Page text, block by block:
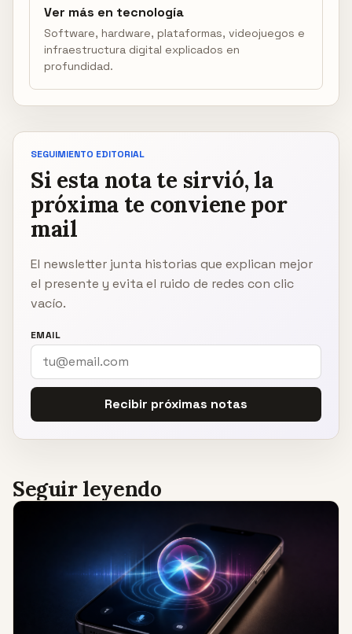
Ver más en tecnología
Software, hardware, plataformas, videojuegos e
infraestructura digital explicados en
profundidad.
SEGUIMIENTO EDITORIAL
Si esta nota te sirvió, la
próxima te conviene por
mail
El newsletter junta historias que explican mejor
el presente y evita el ruido de redes con clic
vacío.
EMAIL
Recibir próximas notas
Seguir leyendo